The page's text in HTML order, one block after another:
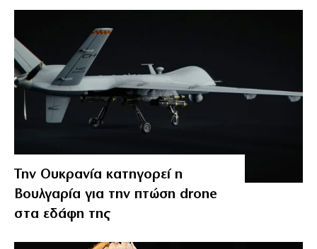
Την Ουκρανία κατηγορεί η
Βουλγαρία για την πτώση drone
στα εδάφη της